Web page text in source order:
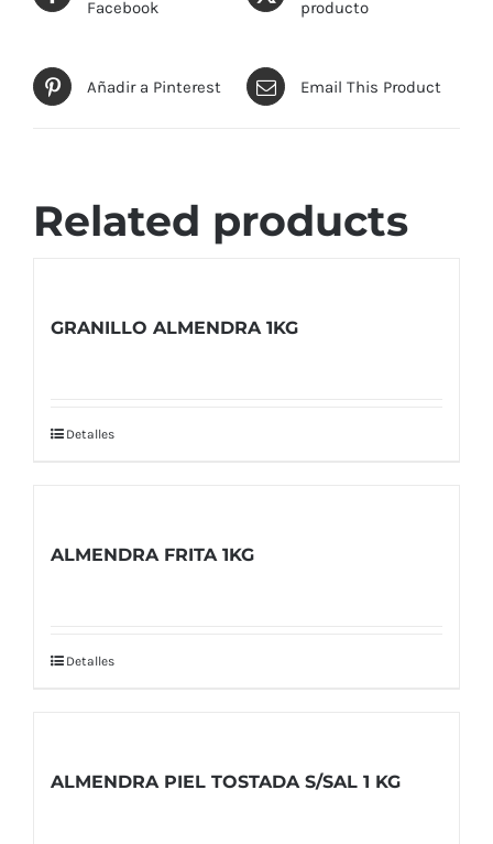
Facebook
producto
Añadir a Pinterest Email This Product
Related products
GRANILLO ALMENDRA 1KG
Detalles
ALMENDRA FRITA 1KG
Detalles
ALMENDRA PIEL TOSTADA S/SAL 1 KG